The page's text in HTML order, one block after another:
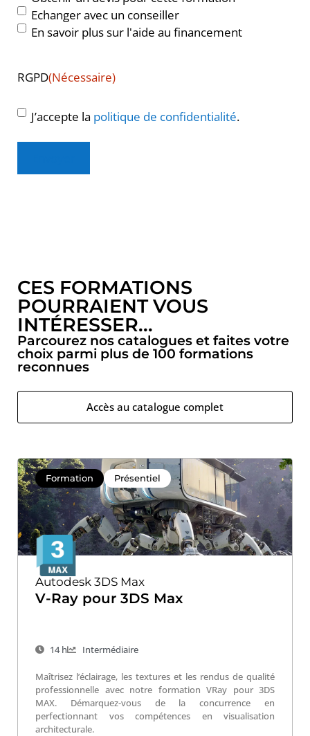
Echanger avec un conseiller
En savoir plus sur l'aide au financement
RGPD(Nécessaire)
J’accepte la politique de confidentialité.
CES FORMATIONS
POURRAIENT VOUS
INTÉRESSER...
Parcourez nos catalogues et faites votre
choix parmi plus de 100 formations
reconnues
Accès au catalogue complet
Formation Présentiel
Autodesk 3DS Max
V-Ray pour 3DS Max
14 h Intermédiaire
Maîtrisez l’éclairage, les textures et les rendus de qualité
professionnelle avec notre formation VRay pour 3DS
MAX. Démarquez-vous de la concurrence en
perfectionnant vos compétences en visualisation
architecturale.